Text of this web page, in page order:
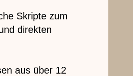
Skripte zum
direkten
aus über 12